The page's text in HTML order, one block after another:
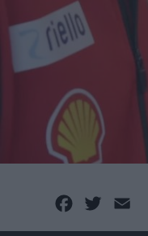
Facebook
Twitter